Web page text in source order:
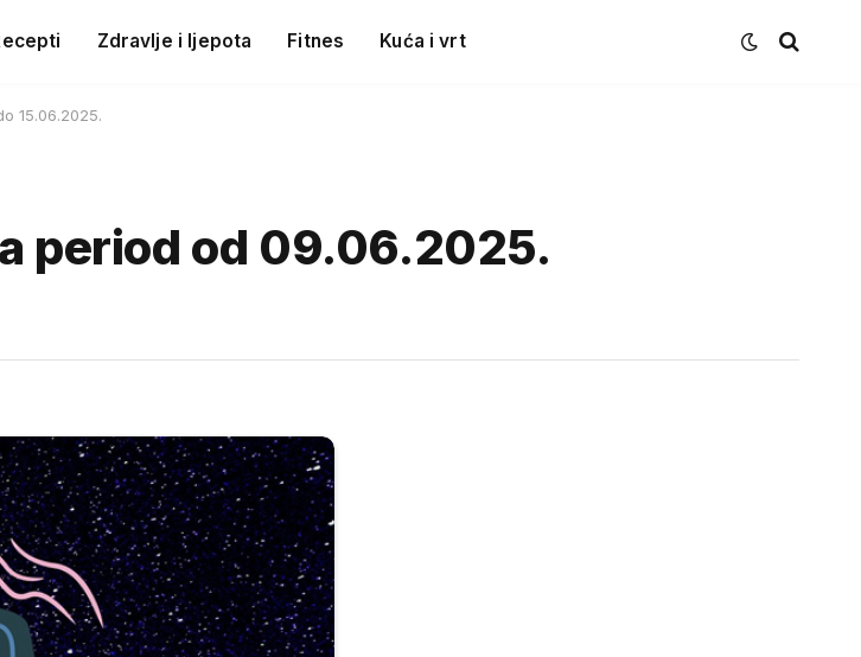
Zdravlje i ljepota Fitnes Kuća i vrt
15.06.2025.
period od 09.06.2025.